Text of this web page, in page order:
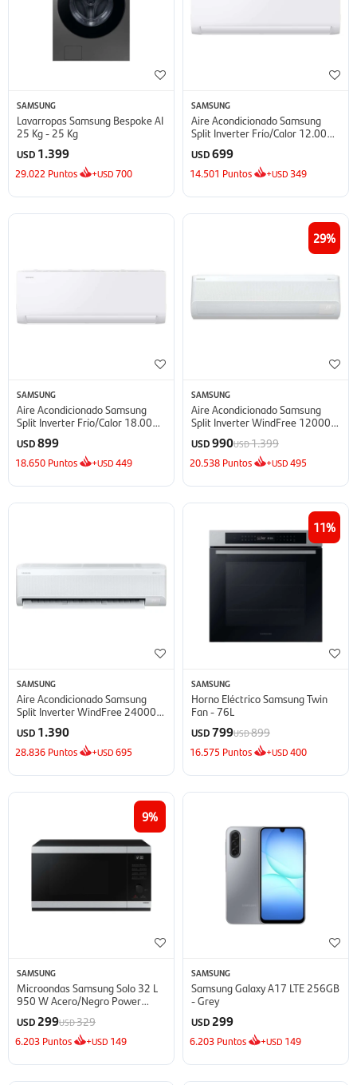
SAMSUNG
Lavarropas Samsung Bespoke AI
25 Kg - 25 Kg
USD 1.399
29.022 Puntos +USD700
SAMSUNG
Aire Acondicionado Samsung
Split Inverter Frío/Calor 12.000
BTU - BTU
USD699
14.501 Puntos +USD 349
SAMSUNG
Aire Acondicionado Samsung
Split Inverter Frío/Calor 18.000
BTU - BTU
USD899
18.650 Puntos +USD449
29
SAMSUNG
Aire Acondicionado Samsung
Split Inverter WindFree 12000
BTU - BTU
USD990USD1.399
20.538 Puntos +USD495
SAMSUNG
Aire Acondicionado Samsung
Split Inverter WindFree 24000
BTU - BTU
USD 1.390
28.836 Puntos +USD695
11
SAMSUNG
Horno Eléctrico Samsung Twin
Fan - 76L
USD799USD899
16.575 Puntos +USD400
9
SAMSUNG
Microondas Samsung Solo 32 L
950 W Acero/Negro Power
USD 299USD329
6.203 Puntos +USD 149
SAMSUNG
Samsung Galaxy A17 LTE 256GB
- Grey
USD 299
6.203 Puntos +USD 149